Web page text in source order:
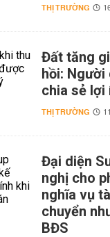
THỊ TRƯỜNG
Đất tăng
hồi:
chia sẻ lợi
THỊ TRƯỜNG
Đại diện
nghị cho
nghĩa vụ
chuyển
BĐS